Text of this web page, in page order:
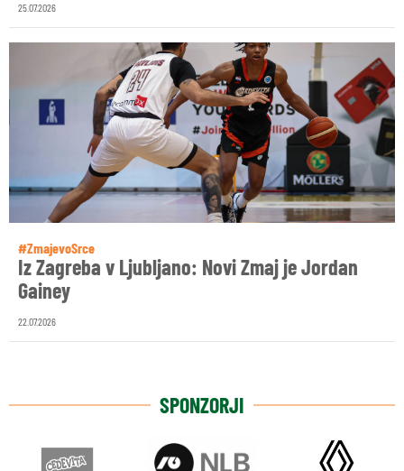
25.07.2026
#ZmajevoSrce
Iz Zagreba v Ljubljano: Novi Zmaj je Jordan
Gainey
22.07.2026
SPONZORJI